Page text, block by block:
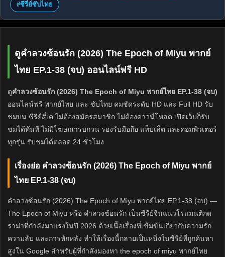
#ซีรี่ย์ซับไทย
ดูคำลวงซ้อนรัก (2026) The Epoch of Miyu พากย์
ไทย EP.1-38 (จบ) ออนไลน์ฟรี HD
ดูคำลวงซ้อนรัก (2026) The Epoch of Miyu พากย์ไทย EP.1-38 (จบ)
ออนไลน์ฟรี พากย์ไทย และ ซับไทย คมชัดระดับ HD และ Full HD รับ
ชมบน ซีรีย์สี่เค ไม่ต้องสมัครสมาชิก ไม่ต้องดาวน์โหลด เปิดเว็บก็รับ
ชมได้ทันที ไม่มีโฆษณารบกวน รองรับมือถือ แท็บเล็ต และคอมพิวเตอร์
ทุกรุ่น รับชมได้ตลอด 24 ชั่วโมง
เรื่องย่อ คำลวงซ้อนรัก (2026) The Epoch of Miyu พากย์
ไทย EP.1-38 (จบ)
คำลวงซ้อนรัก (2026) The Epoch of Miyu พากย์ไทย EP.1-38 (จบ) —
The Epoch of Miyu หรือ คำลวงซ้อนรัก เป็นซีรีย์จีนแนวโรแมนติกด
ราม่าที่กำลังมาแรงในปี 2026 ด้วยเนื้อเรื่องที่เข้มข้นเกี่ยวกับความรัก
ความลับ และการหักหลัง ทำให้เรื่องนี้กลายเป็นหนึ่งในซีรีย์ที่ถูกค้นหา
สูงใน Google สำหรับผู้ที่กำลังมองหา the epoch of miyu พากย์ไทย